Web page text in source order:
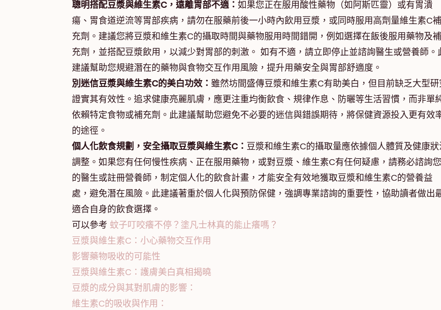
聰明搭配豆漿與維生素C，遠離胃部不適： 如果您正在服用酸性藥物（如阿斯匹靈）或有胃潰
瘍、胃食道逆流等胃部疾病，請勿在服藥前後一小時內飲用豆漿，或同時服用高劑量維生素C補
充劑。建議您將豆漿和維生素C的攝取時間與藥物服用時間錯開，例如選擇在飯後服用藥物及補
充劑，並搭配豆漿飲用，以減少對胃部的刺激。 如有不適，請立即停止並諮詢醫生或營養師。
建議幫助您規避潛在的藥物與食物交互作用風險，提升用藥安全與胃部舒適度。
別迷信豆漿與維生素C的美白功效： 雖然坊間盛傳豆漿和維生素C有助美白，但目前缺乏大型
證實其有效性。追求健康亮麗肌膚，應更注重均衡飲食、規律作息、防曬等生活習慣，而非單
依賴特定食物或補充劑。此建議幫助您避免不必要的迷信與錯誤期待，將保健資源投入更有效
的途徑。
個人化飲食規劃，安全攝取豆漿與維生素C： 豆漿和維生素C的攝取量應依據個人體質及健康
調整。如果您有任何慢性疾病、正在服用藥物，或對豆漿、維生素C有任何疑慮，請務必諮詢您
的醫生或註冊營養師，制定個人化的飲食計畫，才能安全有效地獲取豆漿和維生素C的營養益
處，避免潛在風險。此建議著重於個人化與預防保健，強調專業諮詢的重要性，協助讀者做出
適合自身的飲食選擇。
可以參考 蚊子叮咬癢不停？塗凡士林真的能止癢嗎？
豆漿與維生素C：小心藥物交互作用
影響藥物吸收的可能性
豆漿與維生素C：護膚美白真相揭曉
豆漿的成分與其對肌膚的影響：
維生素C的吸收與作用：